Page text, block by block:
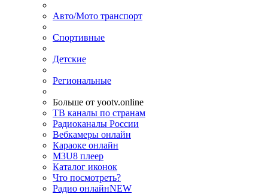
Авто/Мото транспорт
Спортивные
Детские
Региональные
Больше от yootv.online
ТВ каналы по странам
Радиоканалы России
Вебкамеры онлайн
Караоке онлайн
M3U8 плеер
Каталог иконок
Что посмотреть?
Радио онлайнNEW